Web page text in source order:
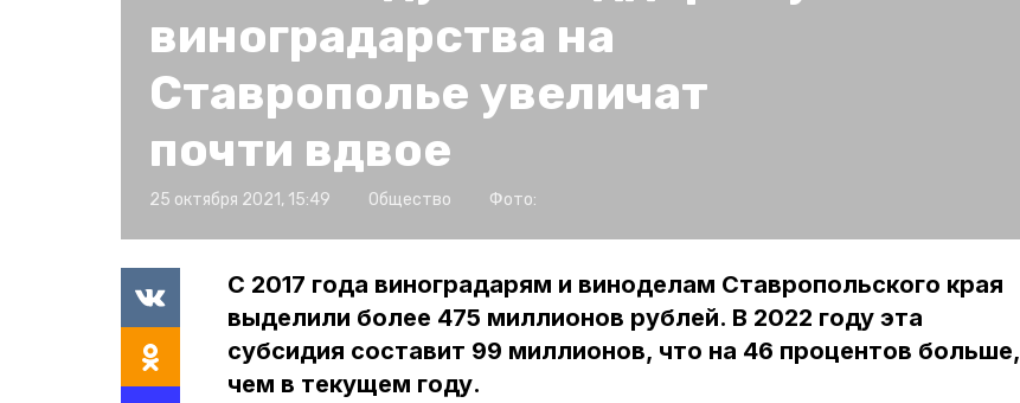
виноградарства на
Ставрополье увеличат
почти вдвое
25 октября 2021, 15:49 Общество Фото:
С 2017 года виноградарям и виноделам Ставропольского края
выделили более 475 миллионов рублей. В 2022 году эта
субсидия составит 99 миллионов, что на 46 процентов больше,
чем в текущем году.